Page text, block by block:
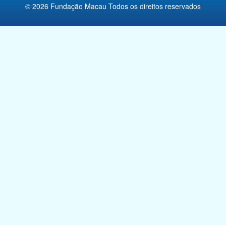
© 2026 Fundação Macau Todos os direitos reservados